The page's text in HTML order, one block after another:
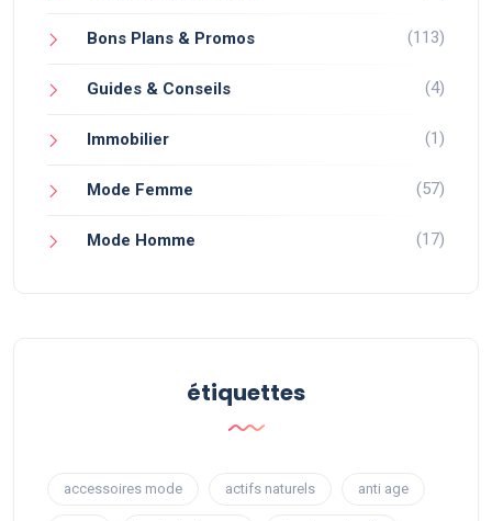
Bons Plans & Promos (113)
Guides & Conseils (4)
Immobilier (1)
Mode Femme (57)
Mode Homme (17)
étiquettes
accessoires mode actifs naturels anti age